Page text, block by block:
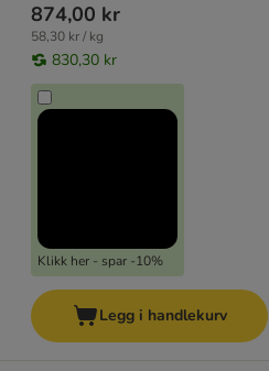
874,00 kr
58,30 kr / kg
830,30 kr
Klikk her - spar -10%
Legg i handlekurv